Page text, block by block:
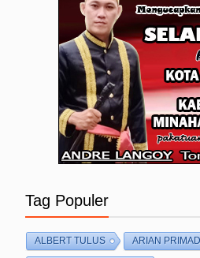
Tag Populer
ALBERT TULUS ARIAN